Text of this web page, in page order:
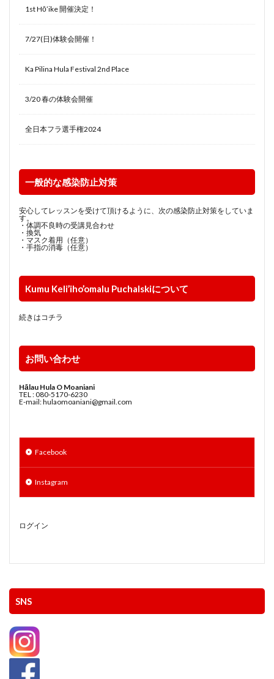
1st Hōʻike 開催決定！
7/27(日)体験会開催！
Ka Pilina Hula Festival 2nd Place
3/20 春の体験会開催
全日本フラ選手権2024
一般的な感染防止対策
安心してレッスンを受けて頂けるように、次の感染防止対策をしていま
す。
・体調不良時の受講見合わせ
・換気
・マスク着用（任意）
・手指の消毒（任意）
Kumu Keli’iho’omalu Puchalskiについて
続きはコチラ
お問い合わせ
Hālau Hula O Moaniani
TEL : 080-5170-6230
E-mail: hulaomoaniani@gmail.com
Facebook
Instagram
ログイン
SNS